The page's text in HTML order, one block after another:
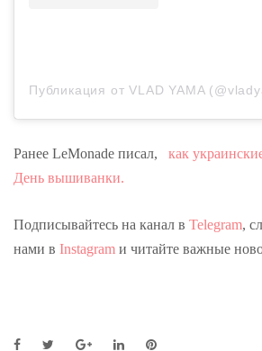
Публикация от VLAD YAMA
Ранее LeMonade писал,
как
День вышиванки.
Подписывайтесь на канал в Telegram,
нами в Instagram и читайте важные